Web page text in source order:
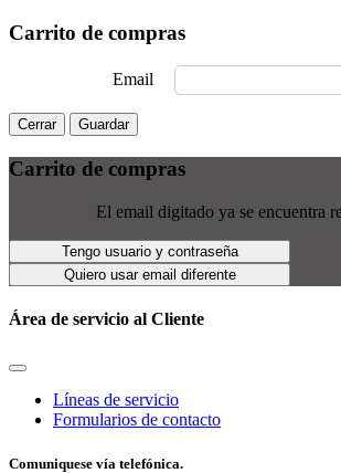
Carrito de compras
Email
Cerrar Guardar
Carrito de compras
El email digitado ya se encuentra
Tengo usuario y contraseña
Quiero usar email diferente
Área de servicio al Cliente
Líneas de servicio
Formularios de contacto
Comuniquese vía telefónica.